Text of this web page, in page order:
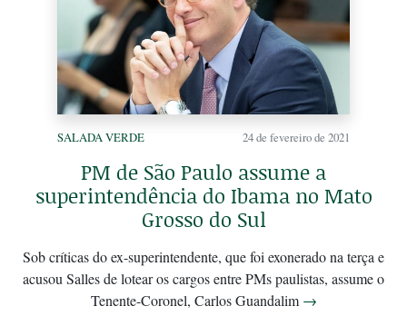
SALADA VERDE 24 de fevereiro de 2021
PM de São Paulo assume a
superintendência do Ibama no Mato
Grosso do Sul
Sob críticas do ex-superintendente, que foi exonerado na terça e
acusou Salles de lotear os cargos entre PMs paulistas, assume o
Tenente-Coronel, Carlos Guandalim →